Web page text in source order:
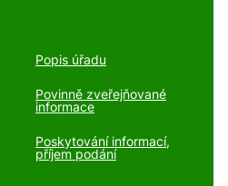
Popis úřadu
Povinně zveřejňované
informace
Poskytování informací,
příjem podání